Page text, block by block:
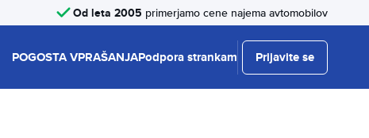
Od leta 2005 primerjamo cene najema avtomobilov
POGOSTA VPRAŠANJAPodpora strankam Prijavite se